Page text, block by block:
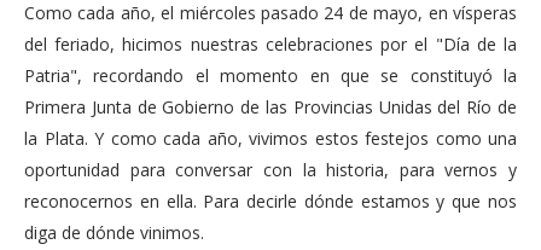
Como cada año, el miércoles pasado 24 de mayo, en vísperas
del feriado, hicimos nuestras celebraciones por el "Día de la
Patria", recordando el momento en que se constituyó la
Primera Junta de Gobierno de las Provincias Unidas del Río de
la Plata. Y como cada año, vivimos estos festejos como una
oportunidad para conversar con la historia, para vernos y
reconocernos en ella. Para decirle dónde estamos y que nos
diga de dónde vinimos.